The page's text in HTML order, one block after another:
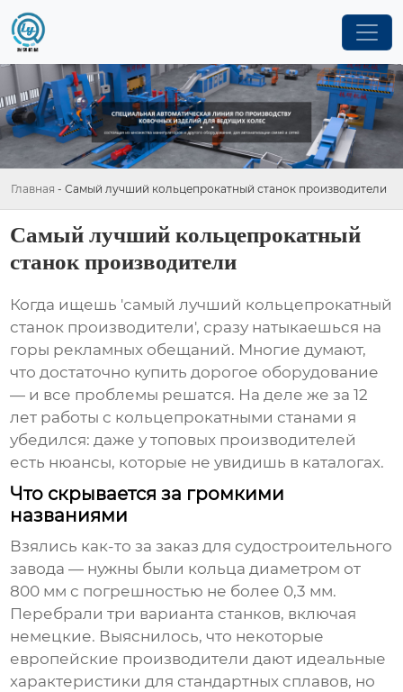
Главная - Самый лучший кольцепрокатный станок производители
Самый лучший кольцепрокатный
станок производители
Когда ищешь 'самый лучший кольцепрокатный
станок производители', сразу натыкаешься на
горы рекламных обещаний. Многие думают,
что достаточно купить дорогое оборудование
— и все проблемы решатся. На деле же за 12
лет работы с кольцепрокатными станами я
убедился: даже у топовых производителей
есть нюансы, которые не увидишь в каталогах.
Что скрывается за громкими
названиями
Взялись как-то за заказ для судостроительного
завода — нужны были кольца диаметром от
800 мм с погрешностью не более 0,3 мм.
Перебрали три варианта станков, включая
немецкие. Выяснилось, что некоторые
европейские производители дают идеальные
характеристики для стандартных сплавов, но